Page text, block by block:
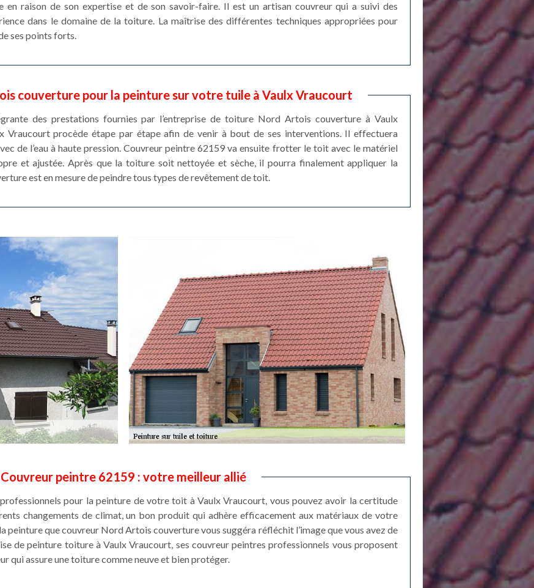
raison de son expertise et de son savoir-faire. Il est un artisan couvreur qui a suivi des
dans le domaine de la toiture. La maîtrise des différentes techniques appropriées pour
ses points forts.
couverture pour la peinture sur votre tuile à Vaulx Vraucourt
des prestations fournies par l’entreprise de toiture Nord Artois couverture à Vaulx
Vraucourt procède étape par étape afin de venir à bout de ses interventions. Il effectuera
de l’eau à haute pression. Couvreur peintre 62159 va ensuite frotter le toit avec le matériel
et ajustée. Après que la toiture soit nettoyée et sèche, il pourra finalement appliquer la
est en mesure de peindre tous types de revêtement de toit.
Couvreur peintre 62159 : votre meilleur allié
pour la peinture de votre toit à Vaulx Vraucourt, vous pouvez avoir la certitude
changements de climat, un bon produit qui adhère efficacement aux matériaux de votre
peinture que couvreur Nord Artois couverture vous suggéra réfléchit l’image que vous avez de
de peinture toiture à Vaulx Vraucourt, ses couvreur peintres professionnels vous proposent
qui assure une toiture comme neuve et bien protéger.